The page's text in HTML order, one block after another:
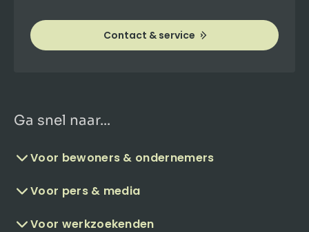
Contact & service
Ga snel naar...
Voor bewoners & ondernemers
Voor pers & media
Voor werkzoekenden